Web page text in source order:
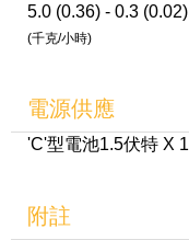
5.0 (0.36) - 0.3 (0.02)
(千克/小時)
電源供應
'C'型電池1.5伏特 X 1
附註